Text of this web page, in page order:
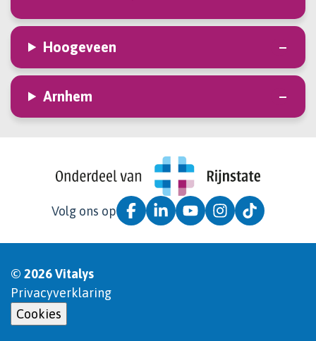
Hoogeveen
Arnhem
Volg ons op
© 2026 Vitalys
Privacyverklaring
Cookies